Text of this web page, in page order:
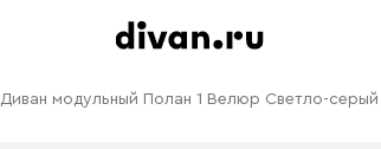
Диван модульный Полан 1 Велюр Светло-серый